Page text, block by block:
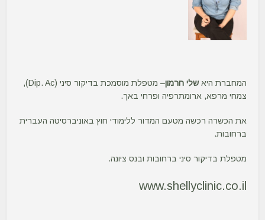
המחברת היאשלי חרמון
– מטפלת מוסמכת בדיקור סיני (Dip. Ac),
צמחי מרפא, ארומתרפיה ופרחי באך.
את הכשרה רכשה מטעם המדור ללימודי חוץ באוניברסיטה העברית
ברחובות.
מטפלת בדיקור סיני ברחובות ובנס ציונה.
www.shellyclinic.co.il